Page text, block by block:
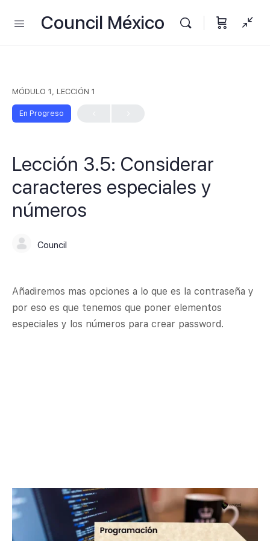
Council México
MÓDULO 1, LECCIÓN 1
En Progreso
Lección 3.5: Considerar
caracteres especiales y
números
Council
Añadiremos mas opciones a lo que es la contraseña y
por eso es que tenemos que poner elementos
especiales y los números para crear password.